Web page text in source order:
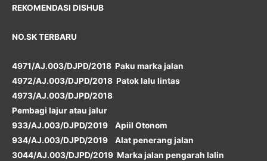
REKOMENDASI DISHUB
NO.SK TERBARU
4971/AJ.003/DJPD/2018 Paku marka jalan
4972/AJ.003/DJPD/2018 Patok lalu lintas
4973/AJ.003/DJPD/2018
Pembagi lajur atau jalur
933/AJ.003/DJPD/2019 Apiil Otonom
934/AJ.003/DJPD/2019 Alat penerang jalan
3044/AJ.003/DJPD/2019 Marka jalan pengarah lalin